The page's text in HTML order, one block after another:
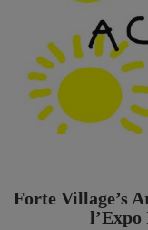
Forte Village’s